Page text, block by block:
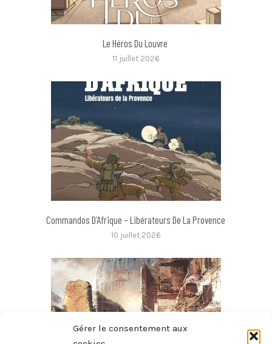
Gérer le consentement aux
Le Héros Du Louvre
11 juillet 2026
Commandos D’Afrique – Libérateurs De La Provence
10 juillet 2026